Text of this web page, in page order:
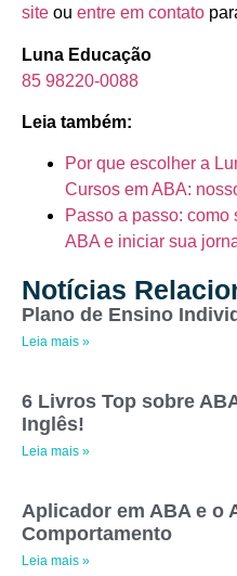
site ou entre em contato
Luna Educação
85 98220-0088
Leia também:
Por que escolher a
Cursos em ABA:
Passo a passo: como
ABA e iniciar sua
Notícias
Plano de Ensino
Leia mais »
6 Livros Top sobre
Inglês!
Leia mais »
Aplicador em ABA e o
Comportamento
Leia mais »